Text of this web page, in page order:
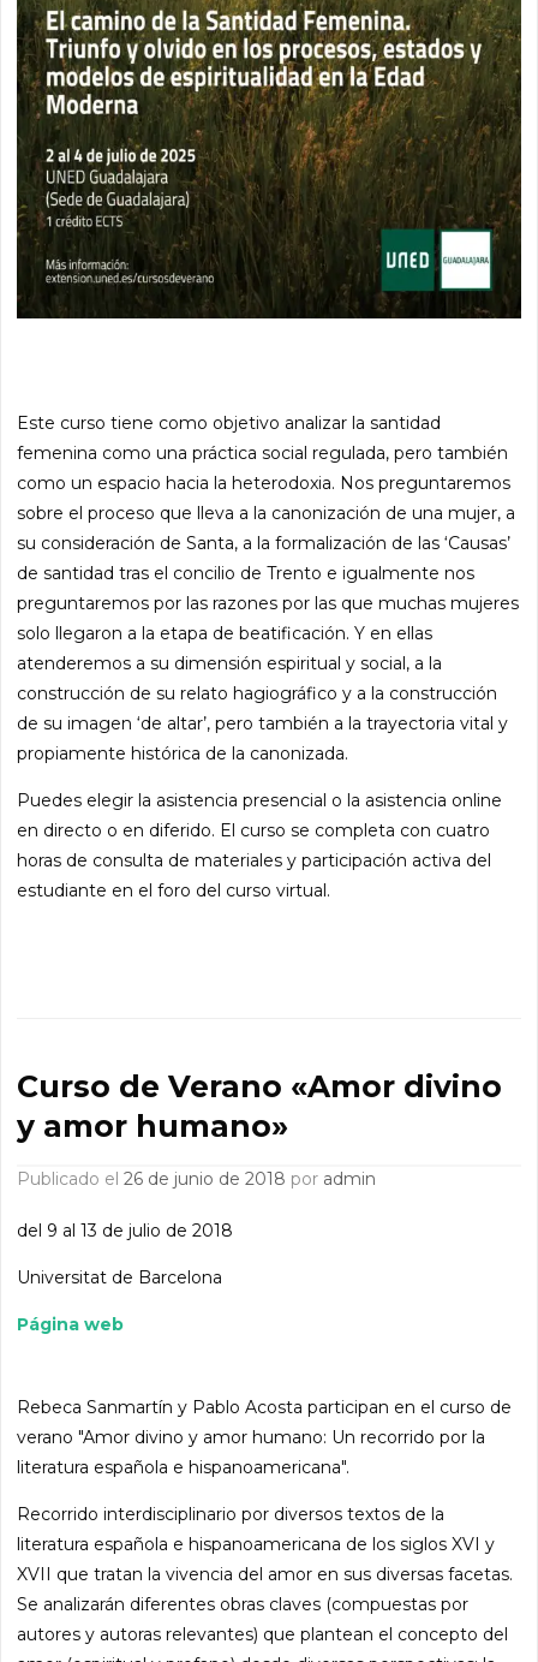
Este curso tiene como objetivo analizar la santidad
femenina como una práctica social regulada, pero también
como un espacio hacia la heterodoxia. Nos preguntaremos
sobre el proceso que lleva a la canonización de una mujer, a
su consideración de Santa, a la formalización de las ‘Causas’
de santidad tras el concilio de Trento e igualmente nos
preguntaremos por las razones por las que muchas mujeres
solo llegaron a la etapa de beatificación. Y en ellas
atenderemos a su dimensión espiritual y social, a la
construcción de su relato hagiográfico y a la construcción
de su imagen ‘de altar’, pero también a la trayectoria vital y
propiamente histórica de la canonizada.
Puedes elegir la asistencia presencial o la asistencia online
en directo o en diferido. El curso se completa con cuatro
horas de consulta de materiales y participación activa del
estudiante en el foro del curso virtual.
Curso de Verano «Amor divino
y amor humano»
Publicado el26 de junio de 2018 por admin
del 9 al 13 de julio de 2018
Universitat de Barcelona
Página web
Rebeca Sanmartín y Pablo Acosta participan en el curso de
verano "Amor divino y amor humano: Un recorrido por la
literatura española e hispanoamericana".
Recorrido interdisciplinario por diversos textos de la
literatura española e hispanoamericana de los siglos XVI y
XVII que tratan la vivencia del amor en sus diversas facetas.
Se analizarán diferentes obras claves (compuestas por
autores y autoras relevantes) que plantean el concepto del